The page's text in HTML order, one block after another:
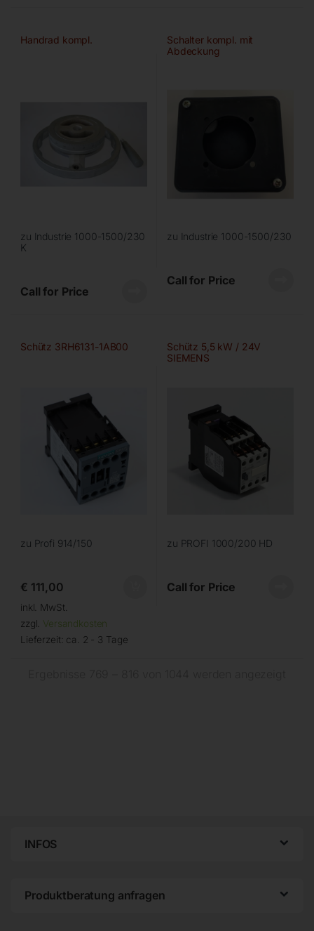
Handrad kompl.
zu Industrie 1000-1500/230
K
Call for Price
Schalter kompl. mit
Abdeckung
zu Industrie 1000-1500/230
Call for Price
Schütz 3RH6131-1AB00
zu Profi 914/150
€ 111,00
inkl. MwSt.
zzgl. Versandkosten
Lieferzeit: ca. 2 - 3 Tage
Schütz 5,5 kW / 24V
SIEMENS
zu PROFI 1000/200 HD
Call for Price
INFOS
Produktberatung anfragen